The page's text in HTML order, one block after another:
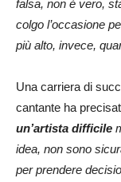
falsa, non è vero,
colgo l’occasione
più alto, invece,
Una carriera di
cantante ha
un’artista difficile
idea, non sono
per prendere